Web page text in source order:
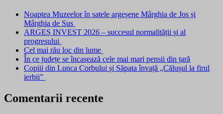
Noaptea Muzeelor în satele argeșene Mârghia de Jos și
Mârghia de Sus
ARGEȘ INVEST 2026 – succesul normalității și al
progresului
Cel mai rău loc din lume
În ce județe se încasează cele mai mari pensii din țară
Copiii din Lunca Corbului și Săpata învață „Călușul la firul
ierbii”
Comentarii recente